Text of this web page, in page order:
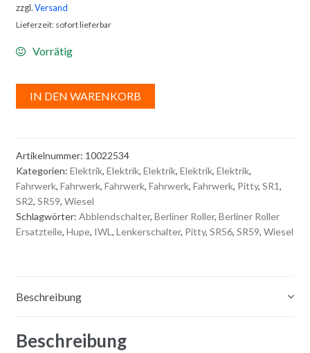
zzgl.Versand
Lieferzeit: sofort lieferbar
Vorrätig
IN DEN WARENKORB
l
t
i
Artikelnummer: 10022534
Kategorien: Elektrik, Elektrik, Elektrik, Elektrik, Elektrik,
Fahrwerk, Fahrwerk, Fahrwerk, Fahrwerk, Fahrwerk, Pitty, SR1,
SR2, SR59, Wiesel
Schlagwörter: Abblendschalter, Berliner Roller, Berliner Roller
Ersatzteile, Hupe, IWL , Lenkerschalter, Pitty, SR56, SR59, Wiesel
Beschreibung
Beschreibung